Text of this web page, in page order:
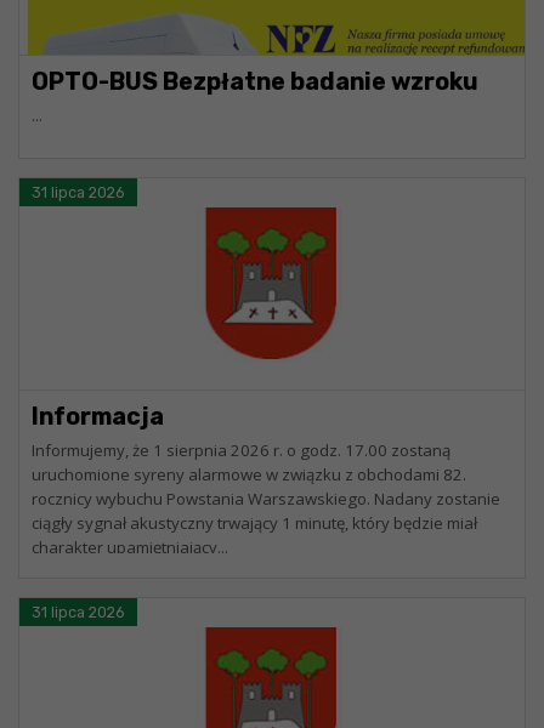
OPTO-BUS Bezpłatne badanie wzroku
...
31 lipca 2026
Informacja
Informujemy, że 1 sierpnia 2026 r. o godz. 17.00 zostaną
uruchomione syreny alarmowe w związku z obchodami 82.
rocznicy wybuchu Powstania Warszawskiego. Nadany zostanie
ciągły sygnał akustyczny trwający 1 minutę, który będzie miał
charakter upamiętniający...
31 lipca 2026